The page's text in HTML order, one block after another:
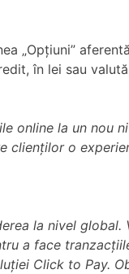
„Opțiuni”
în lei sau
online la un nou
o
la nivel global.
a face
Click to Pay.